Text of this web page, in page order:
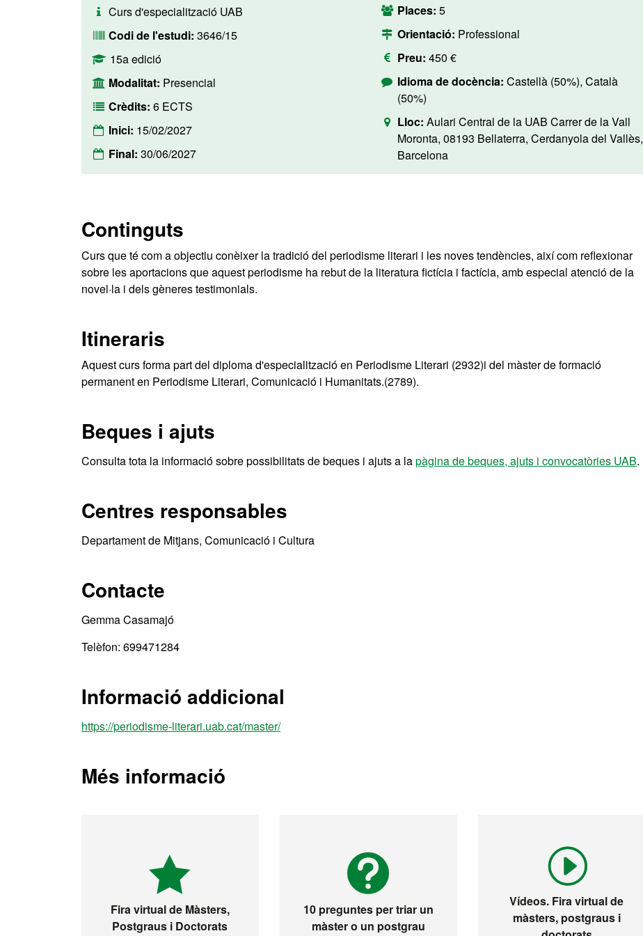
Curs d'especialització UAB
Codi de l'estudi: 3646/15
15a edició
Modalitat: Presencial
Crèdits: 6 ECTS
Inici: 15/02/2027
Final: 30/06/2027
Places: 5
Orientació: Professional
Preu: 450 €
Idioma de docència: Castellà (50%), Català
(50%)
Lloc: Aulari Central de la UAB Carrer de la Vall
Moronta, 08193 Bellaterra, Cerdanyola del Vallès,
Barcelona
Continguts
Curs que té com a objectiu conèixer la tradició del periodisme literari i les noves tendències, així com reflexionar
sobre les aportacions que aquest periodisme ha rebut de la literatura fictícia i factícia, amb especial atenció de la
novel·la i dels gèneres testimonials.
Itineraris
Aquest curs forma part del diploma d'especialització en Periodisme Literari (2932)i del màster de formació
permanent en Periodisme Literari, Comunicació i Humanitats.(2789).
Beques i ajuts
Consulta tota la informació sobre possibilitats de beques i ajuts a lapàgina de beques, ajuts i convocatòries UAB.
Centres responsables
Departament de Mitjans, Comunicació i Cultura
Contacte
Gemma Casamajó
Telèfon: 699471284
Informació addicional
https://periodisme-literari.uab.cat/master/
Més informació
Fira virtual de Màsters,
Postgraus i Doctorats
10 preguntes per triar un
màster o un postgrau
Vídeos. Fira virtual de
màsters, postgraus i